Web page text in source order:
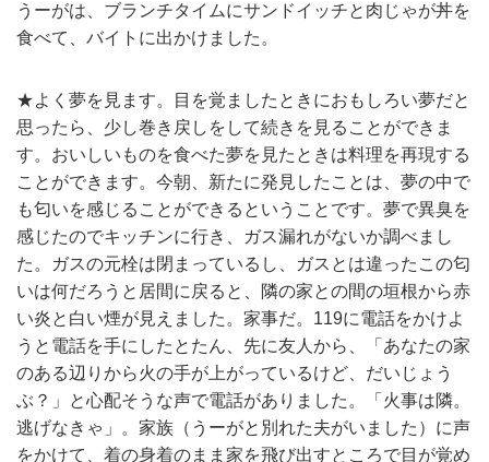
うーがは、ブランチタイムにサンドイッチと肉じゃが丼を
食べて、バイトに出かけました。
★よく夢を見ます。目を覚ましたときにおもしろい夢だと
思ったら、少し巻き戻しをして続きを見ることができま
す。おいしいものを食べた夢を見たときは料理を再現する
ことができます。今朝、新たに発見したことは、夢の中で
も匂いを感じることができるということです。夢で異臭を
感じたのでキッチンに行き、ガス漏れがないか調べまし
た。ガスの元栓は閉まっているし、ガスとは違ったこの匂
いは何だろうと居間に戻ると、隣の家との間の垣根から赤
い炎と白い煙が見えました。家事だ。119に電話をかけよ
うと電話を手にしたとたん、先に友人から、「あなたの家
のある辺りから火の手が上がっているけど、だいじょう
ぶ？」と心配そうな声で電話がありました。「火事は隣。
逃げなきゃ」。家族（うーがと別れた夫がいました）に声
をかけて、着の身着のまま家を飛び出すところで目が覚め